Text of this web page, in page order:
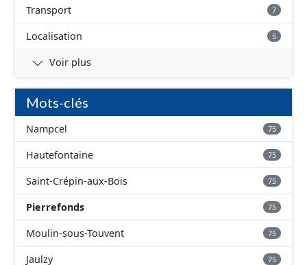
Transport 7
Localisation 5
Voir plus
Mots-clés
Nampcel 75
Hautefontaine 75
Saint-Crépin-aux-Bois 75
Pierrefonds 75
Moulin-sous-Touvent 75
Jaulzy 75